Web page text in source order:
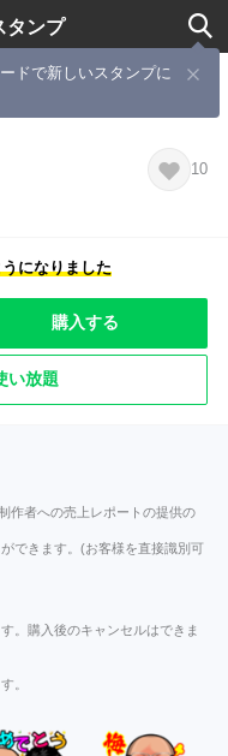
タンプ
ドで新しいスタンプに
10
になりました
購入する
い放題
作者への売上レポートの提供の
できます。(お客様を直接識別可
。購入後のキャンセルはできま
。